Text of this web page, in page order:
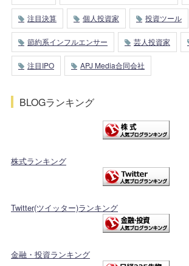
注目決算 個人投資家 投資ツール
節約系インフルエンサー 芸人投資家
注目IPO APJ Media合同会社
BLOGランキング
株式ランキング
Twitter(ツイッター)ランキング
金融・投資ランキング